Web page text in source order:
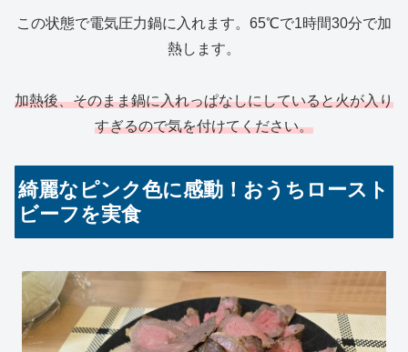
この状態で電気圧力鍋に入れます。65℃で1時間30分で加
熱します。
加熱後、そのまま鍋に入れっぱなしにしていると火が入り
すぎるので気を付けてください。
綺麗なピンク色に感動！おうちロースト
ビーフを実食